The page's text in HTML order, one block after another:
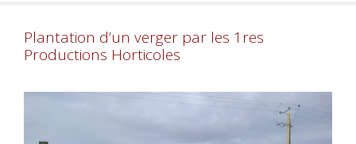
Plantation d’un verger par les 1res
Productions Horticoles